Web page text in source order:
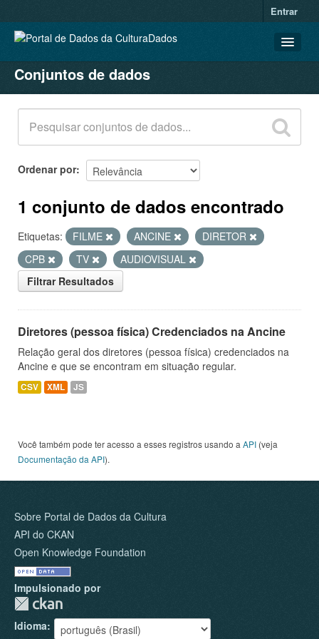
Entrar
CONJUNTOS DE DADOS
ORGANIZAÇÕES
GRUPOS
SOBRE
Conjuntos de dados
Ordenar por
1 conjunto de dados encontrado
Etiquetas: FILME ANCINE
DIRETOR
CPB
TV
AUDIOVISUAL
Filtrar Resultados
Diretores (pessoa física) Credenciados na Ancine
Relação geral dos diretores (pessoa física) credenciados na
Ancine e que se encontram em situação regular.
CSV XML JS
Você também pode ter acesso a esses registros usando a API (veja
Documentação da API).
Sobre Portal de Dados da Cultura
API do CKAN
Open Knowledge Foundation
Impulsionado por
Idioma